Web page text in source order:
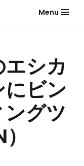
Menu
シカ
ビン
グツ